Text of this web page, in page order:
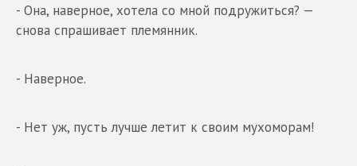
- Она, наверное, хотела со мной подружиться? —
снова спрашивает племянник.
- Наверное.
- Нет уж, пусть лучше летит к своим мухоморам!